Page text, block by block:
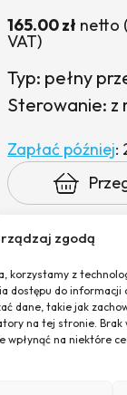
zgodą
korzystamy z
dostępu do informacji
dane, takie jak
na tej stronie. Brak
na niektóre
PN40 z
165.00zł netto
VAT)
Typ: pełny
Sterowanie: z
Zapłać później: